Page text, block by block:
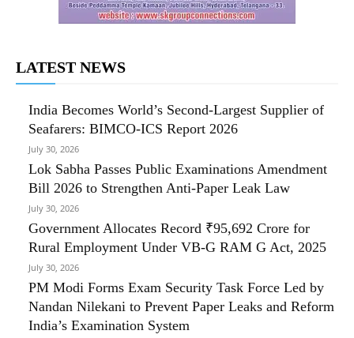
LATEST NEWS
India Becomes World’s Second-Largest Supplier of
Seafarers: BIMCO-ICS Report 2026
July 30, 2026
Lok Sabha Passes Public Examinations Amendment
Bill 2026 to Strengthen Anti-Paper Leak Law
July 30, 2026
Government Allocates Record ₹95,692 Crore for
Rural Employment Under VB-G RAM G Act, 2025
July 30, 2026
PM Modi Forms Exam Security Task Force Led by
Nandan Nilekani to Prevent Paper Leaks and Reform
India’s Examination System